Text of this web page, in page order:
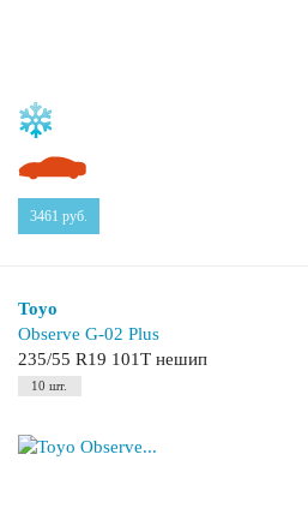
3461 руб.
Toyo
Observe G-02 Plus
235/55 R19 101T нешип
10 шт.